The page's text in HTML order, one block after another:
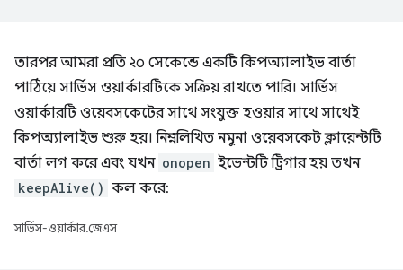
তারপর আমরা প্রতি ২০ সেকেন্ডে একটি কিপঅ্যালাইভ বার্তা
পাঠিয়ে সার্ভিস ওয়ার্কারটিকে সক্রিয় রাখতে পারি। সার্ভিস
ওয়ার্কারটি ওয়েবসকেটের সাথে সংযুক্ত হওয়ার সাথে সাথেই
কিপঅ্যালাইভ শুরু হয়। নিম্নলিখিত নমুনা ওয়েবসকেট ক্লায়েন্টটি
বার্তা লগ করে এবং যখন onopen ইভেন্টটি ট্রিগার হয় তখন
keepAlive() কল করে:
সার্ভিস-ওয়ার্কার.জেএস